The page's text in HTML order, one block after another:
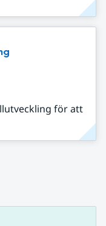
för att